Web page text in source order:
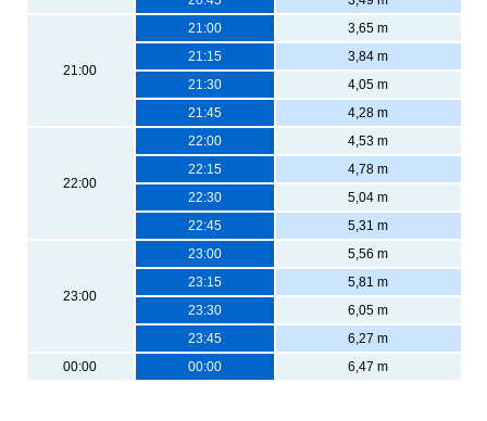
21:00
21:00
3,65 m
21:15
3,84 m
21:30
4,05 m
21:45
4,28 m
22:00
22:00
4,53 m
22:15
4,78 m
22:30
5,04 m
22:45
5,31 m
23:00
23:00
5,56 m
23:15
5,81 m
23:30
6,05 m
23:45
6,27 m
00:00
00:00 6,47 m